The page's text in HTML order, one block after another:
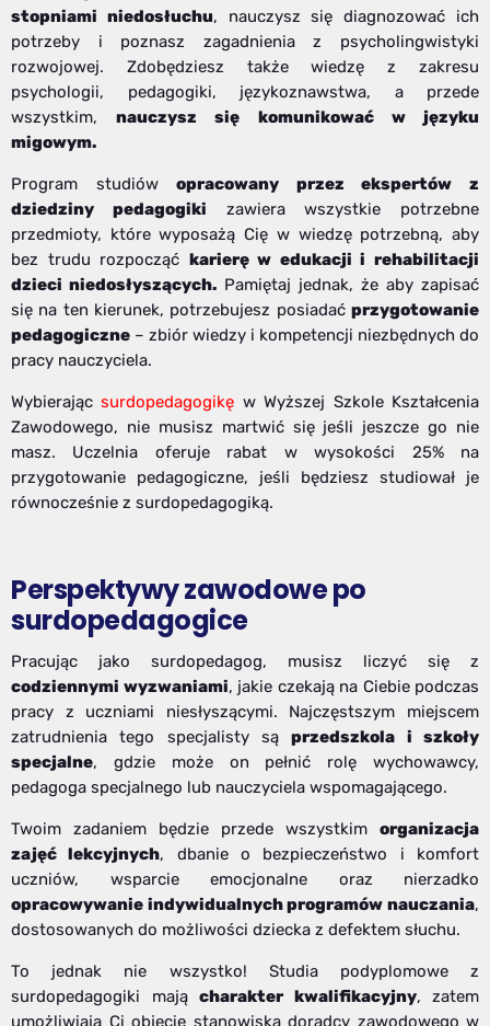
stopniami niedosłuchu, nauczysz się diagnozować ich
potrzeby i poznasz zagadnienia z psycholingwistyki
rozwojowej. Zdobędziesz także wiedzę z zakresu
psychologii, pedagogiki, językoznawstwa, a przede
wszystkim,nauczysz się komunikować w języku
migowym.
Program studiówopracowany przez ekspertów z
dziedziny pedagogiki zawiera wszystkie potrzebne
przedmioty, które wyposażą Cię w wiedzę potrzebną, aby
bez trudu rozpocząć karierę w edukacji i rehabilitacji
dzieci niedosłyszących. Pamiętaj jednak, że aby zapisać
się na ten kierunek, potrzebujesz posiadać przygotowanie
pedagogiczne – zbiór wiedzy i kompetencji niezbędnych do
pracy nauczyciela.
Wybierającsurdopedagogikę w Wyższej Szkole Kształcenia
Zawodowego, nie musisz martwić się jeśli jeszcze go nie
masz. Uczelnia oferuje rabat w wysokości 25% na
przygotowanie pedagogiczne, jeśli będziesz studiował je
równocześnie z surdopedagogiką.
Perspektywy zawodowe po
surdopedagogice
Pracując jako surdopedagog, musisz liczyć się z
codziennymi wyzwaniami, jakie czekają na Ciebie podczas
pracy z uczniami niesłyszącymi. Najczęstszym miejscem
zatrudnienia tego specjalisty sąprzedszkola i szkoły
specjalne, gdzie może on pełnić rolę wychowawcy,
pedagoga specjalnego lub nauczyciela wspomagającego.
Twoim zadaniem będzie przede wszystkim organizacja
zajęć lekcyjnych, dbanie o bezpieczeństwo i komfort
uczniów, wsparcie emocjonalne oraz nierzadko
opracowywanie indywidualnych programów nauczania,
dostosowanych do możliwości dziecka z defektem słuchu.
To jednak nie wszystko! Studia podyplomowe z
surdopedagogiki mają charakter kwalifikacyjny, zatem
umożliwiają Ci objęcie stanowiska doradcy zawodowego w